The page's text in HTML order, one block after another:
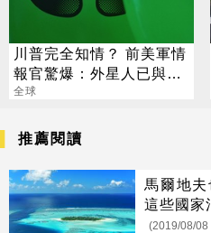
川普完全知情？ 前美軍情
報官驚爆：外星人已與人
類雜交繁殖
全球
推薦閱讀
馬爾地
這些國家
(2019/08/08